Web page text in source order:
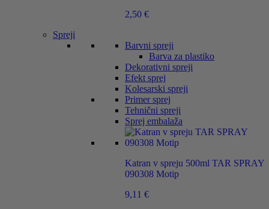
2,50 €
Spreji
Barvni spreji
Barva za plastiko
Dekorativni spreji
Efekt sprej
Kolesarski spreji
Primer sprej
Tehnični spreji
Sprej embalaža
Katran v spreju 500ml TAR SPRAY
090308 Motip
9,11 €